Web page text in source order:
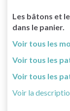
Les bâtons et
dans le panier.
Voir tous les
Voir tous les
Voir tous les
Voir la